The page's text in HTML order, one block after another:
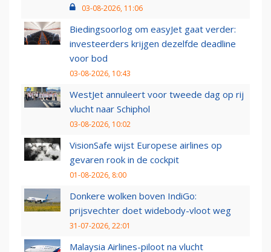
03-08-2026, 11:06
Biedingsoorlog om easyJet gaat verder:
investeerders krijgen dezelfde deadline
voor bod
03-08-2026, 10:43
WestJet annuleert voor tweede dag op rij
vlucht naar Schiphol
03-08-2026, 10:02
VisionSafe wijst Europese airlines op
gevaren rook in de cockpit
01-08-2026, 8:00
Donkere wolken boven IndiGo:
prijsvechter doet widebody-vloot weg
31-07-2026, 22:01
Malaysia Airlines-piloot na vlucht